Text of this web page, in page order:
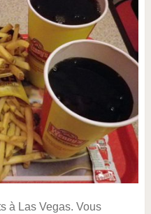
à Las Vegas. Vous